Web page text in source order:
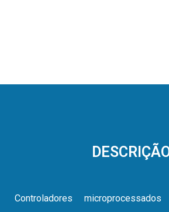
Controladores